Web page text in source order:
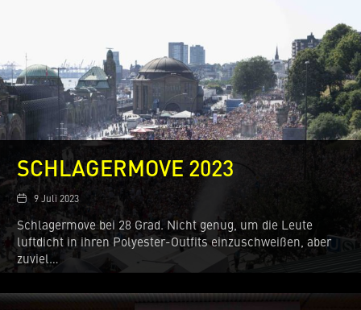
SCHLAGERMOVE 2023
Date9 Juli 2023
Schlagermove bei 28 Grad. Nicht genug, um die Leute
luftdicht in ihren Polyester-Outfits einzuschweißen, aber
zuviel…